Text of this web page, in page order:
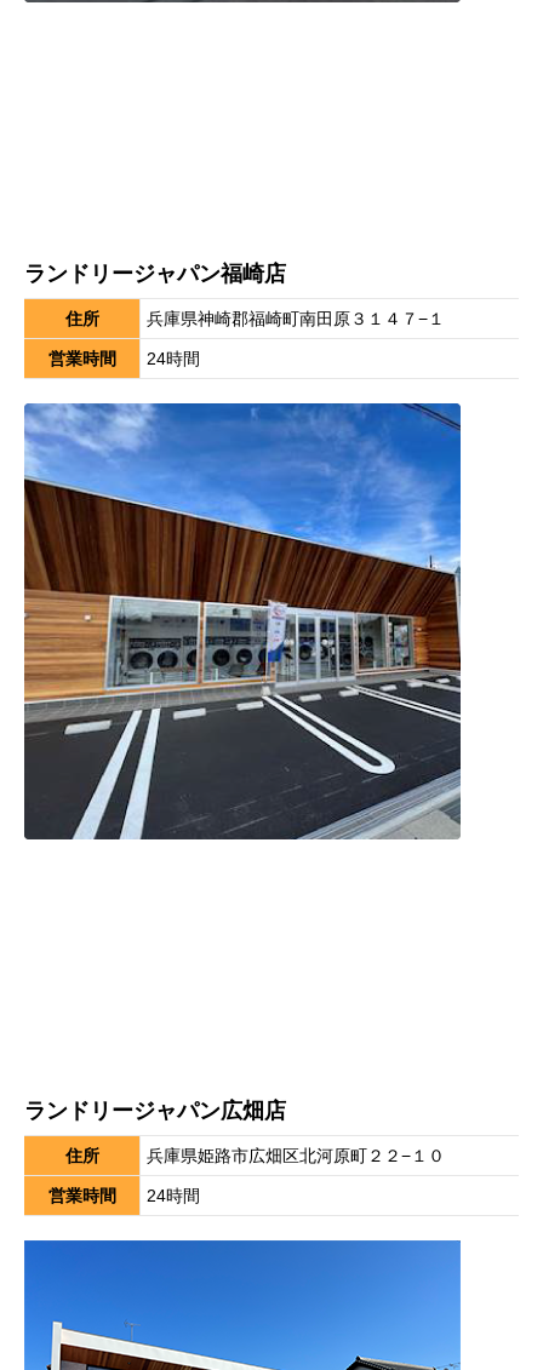
ランドリージャパン福崎店
住所 兵庫県神崎郡福崎町南田原３１４７−１
営業時間 24時間
ランドリージャパン広畑店
住所 兵庫県姫路市広畑区北河原町２２−１０
営業時間 24時間